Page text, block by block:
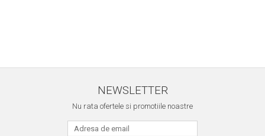
NEWSLETTER
Nu rata ofertele si promotiile noastre